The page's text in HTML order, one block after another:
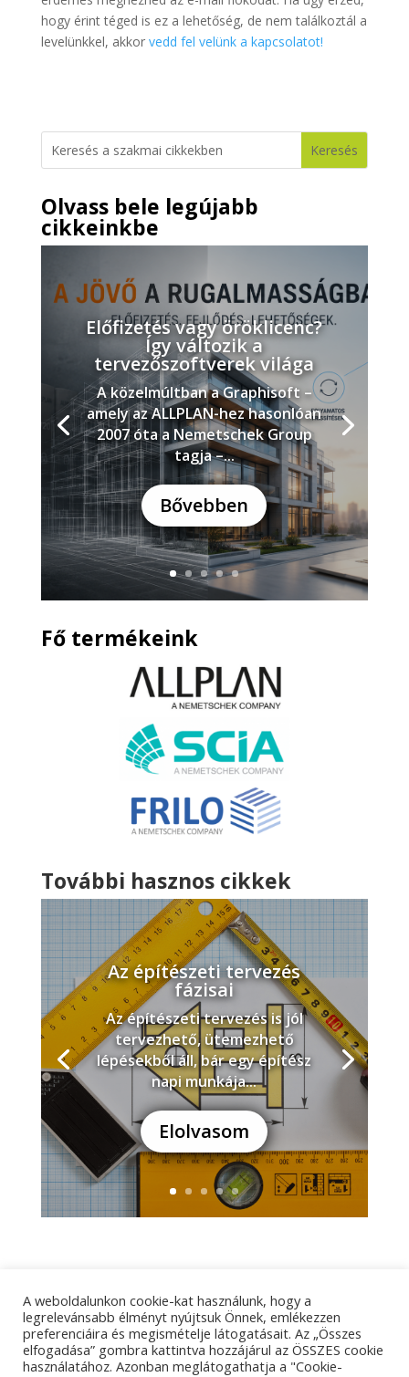
hogy érint téged is ez a lehetőség, de nem találkoztál a
levelünkkel, akkor vedd fel velünk a kapcsolatot!
Olvass bele legújabb
cikkeinkbe
Előfizetés vagy öröklicenc?
Így változik a
tervezőszoftverek világa
A közelmúltban a Graphisoft –
amely az ALLPLAN-hez hasonlóan
2007 óta a Nemetschek Group
tagja –...
Bővebben
Fő termékeink
További hasznos cikkek
Az építészeti tervezés
fázisai
Az építészeti tervezés is jól
tervezhető, ütemezhető
lépésekből áll, bár egy építész
napi munkája...
Elolvasom
Adatkezelési tájékoztató
Impresszum
Kapcsolat
A weboldalunkon cookie-kat használunk, hogy a
legrelevánsabb élményt nyújtsuk Önnek, emlékezzen
preferenciáira és megismételje látogatásait. Az „Összes
elfogadása” gombra kattintva hozzájárul az ÖSSZES cookie
használatához. Azonban meglátogathatja a "Cookie-